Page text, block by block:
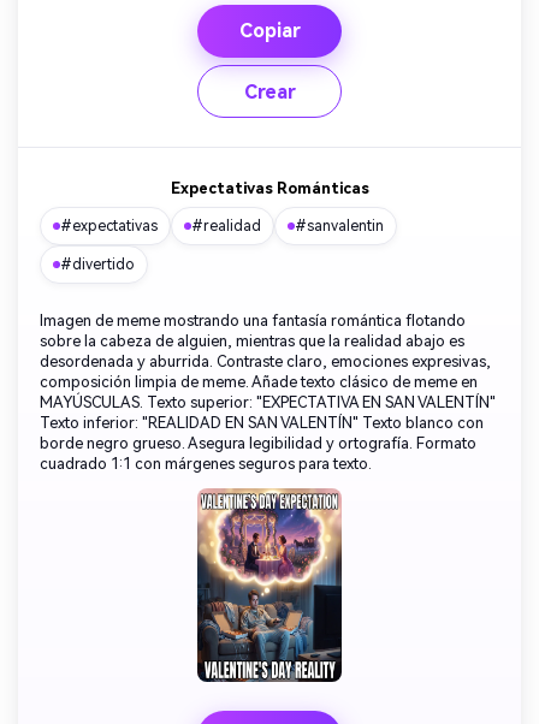
Copiar
Crear
Expectativas Románticas
#expectativas #realidad #sanvalentin
#divertido
Imagen de meme mostrando una fantasía romántica flotando
sobre la cabeza de alguien, mientras que la realidad abajo es
desordenada y aburrida. Contraste claro, emociones expresivas,
composición limpia de meme. Añade texto clásico de meme en
MAYÚSCULAS. Texto superior: "EXPECTATIVA EN SAN VALENTÍN"
Texto inferior: "REALIDAD EN SAN VALENTÍN" Texto blanco con
borde negro grueso. Asegura legibilidad y ortografía. Formato
cuadrado 1:1 con márgenes seguros para texto.